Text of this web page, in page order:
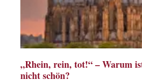
„Rhein, rein, tot!“ – Warum
nicht schön?